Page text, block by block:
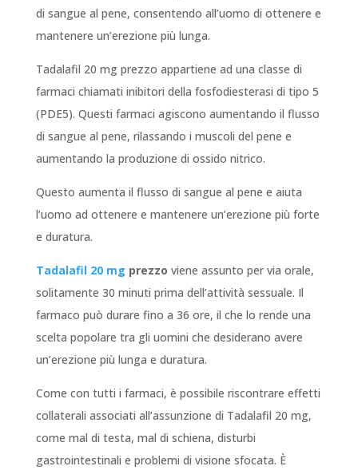
di sangue al pene, consentendo all’uomo di ottenere e
mantenere un’erezione più lunga.
Tadalafil 20 mg prezzo appartiene ad una classe di
farmaci chiamati inibitori della fosfodiesterasi di tipo 5
(PDE5). Questi farmaci agiscono aumentando il flusso
di sangue al pene, rilassando i muscoli del pene e
aumentando la produzione di ossido nitrico.
Questo aumenta il flusso di sangue al pene e aiuta
l’uomo ad ottenere e mantenere un’erezione più forte
e duratura.
Tadalafil 20 mg prezzo viene assunto per via orale,
solitamente 30 minuti prima dell’attività sessuale. Il
farmaco può durare fino a 36 ore, il che lo rende una
scelta popolare tra gli uomini che desiderano avere
un’erezione più lunga e duratura.
Come con tutti i farmaci, è possibile riscontrare effetti
collaterali associati all’assunzione di Tadalafil 20 mg,
come mal di testa, mal di schiena, disturbi
gastrointestinali e problemi di visione sfocata. È